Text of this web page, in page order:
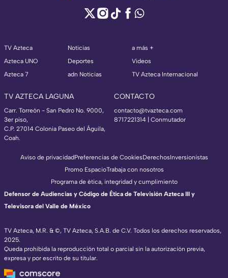
TV Azteca
Azteca UNO
Azteca 7
Noticias
Deportes
adn Noticias
a más +
Videos
TV Azteca Internacional
TV AZTECA LAGUNA
Carr. Torreón - San Pedro No. 9000,
3er piso,
C.P. 27014 Colonia Paseo del Águila,
Coah.
CONTACTO
contacto@tvazteca.com
8717221314 | Conmutador
TV Azteca, M.R. & ©, TV Azteca, S.A.B. de C.V. Todos los derechos reservados,
2025.
Queda prohibida la reproducción total o parcial sin la autorización previa,
expresa y por escrito de su titular.
Aviso de privacidadPreferencias de CookiesDerechosInversionistas
Promo EspacioTrabaja con nosotros
Programa de ética, integridad y cumplimiento
Defensor de Audiencias y Código de Ética de Televisión Azteca III y
Televisora del Valle de México